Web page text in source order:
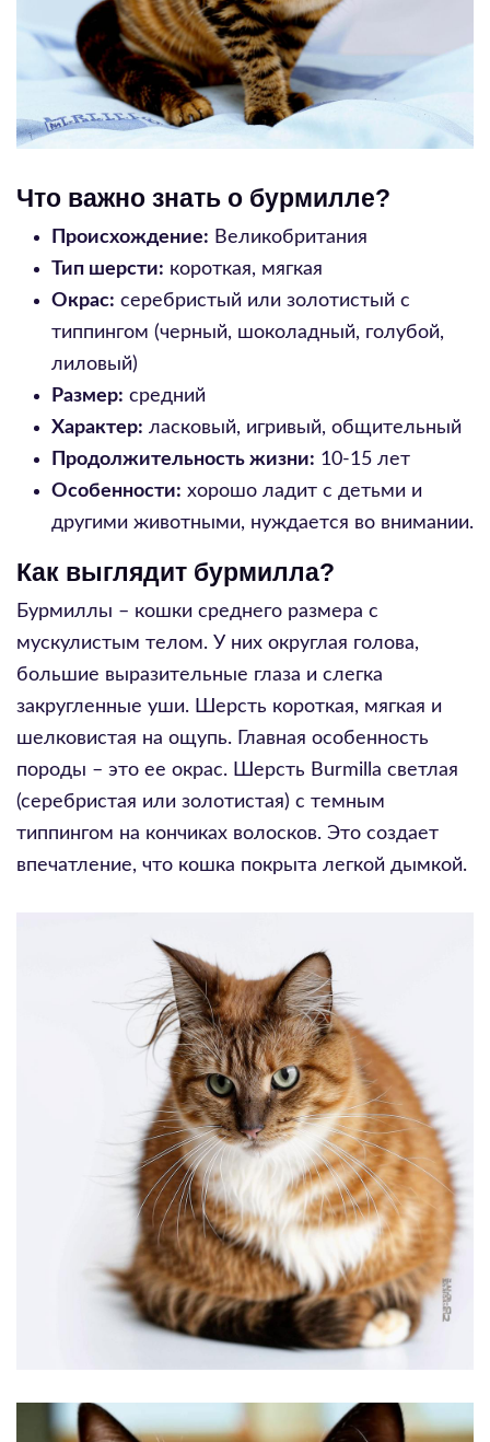
Что важно знать о бурмилле?
Происхождение: Великобритания
Тип шерсти: короткая, мягкая
Окрас: серебристый или золотистый с
типпингом (черный, шоколадный, голубой,
лиловый)
Размер: средний
Характер: ласковый, игривый, общительный
Продолжительность жизни: 10-15 лет
Особенности: хорошо ладит с детьми и
другими животными, нуждается во внимании.
Как выглядит бурмилла?
Бурмиллы – кошки среднего размера с
мускулистым телом. У них округлая голова,
большие выразительные глаза и слегка
закругленные уши. Шерсть короткая, мягкая и
шелковистая на ощупь. Главная особенность
породы – это ее окрас. Шерсть Burmilla светлая
(серебристая или золотистая) с темным
типпингом на кончиках волосков. Это создает
впечатление, что кошка покрыта легкой дымкой.